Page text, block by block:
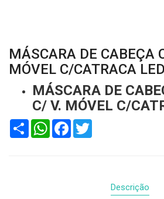
MÁSCARA DE CABEÇA
MÓVEL C/CATRACA
MÁSCARA DE
C/ V. MÓVEL C/
Compartilhar
WhatsAppFacebook
Twitter
Descrição